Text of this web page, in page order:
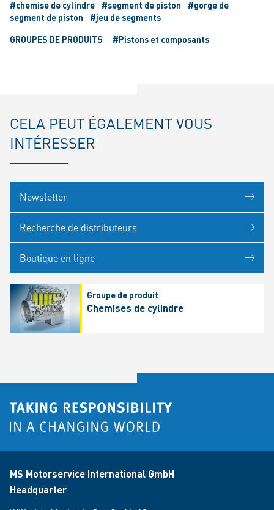
#chemise de cylindre
#segment de piston
#gorge de
segment de piston
#jeu de segments
GROUPES DE PRODUITS
#Pistons et composants
CELA PEUT ÉGALEMENT VOUS
INTÉRESSER
Newsletter
Recherche de distributeurs
Boutique en ligne
Groupe de produit
Chemises de cylindre
MS Motorservice International GmbH
Headquarter